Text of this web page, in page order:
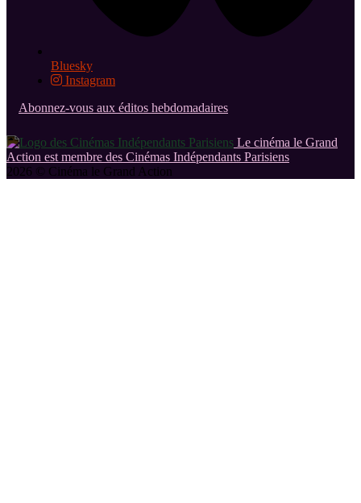
Bluesky
Instagram
Abonnez-vous aux éditos hebdomadaires
Le cinéma le Grand
Action est membre des Cinémas Indépendants Parisiens
2026 © Cinéma le Grand Action